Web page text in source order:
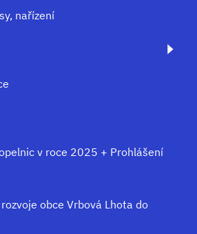
nařízení
v roce 2025 + Prohlášení
obce Vrbová Lhota do